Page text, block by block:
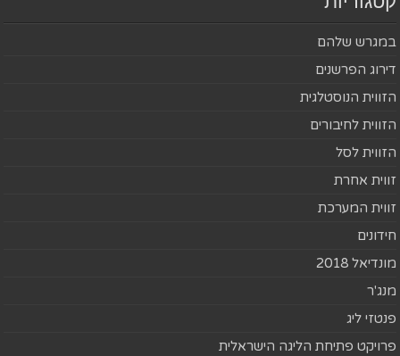
במגרש שלהם
דירוג הפרשנים
הזווית הנוסטלגית
הזווית לחיבורים
הזווית לסל
זווית אחרת
זווית המערכת
חידונים
מונדיאל 2018
מנג'ר
פנטזי ליג
פרויקט פתיחת הליגה הישראלית